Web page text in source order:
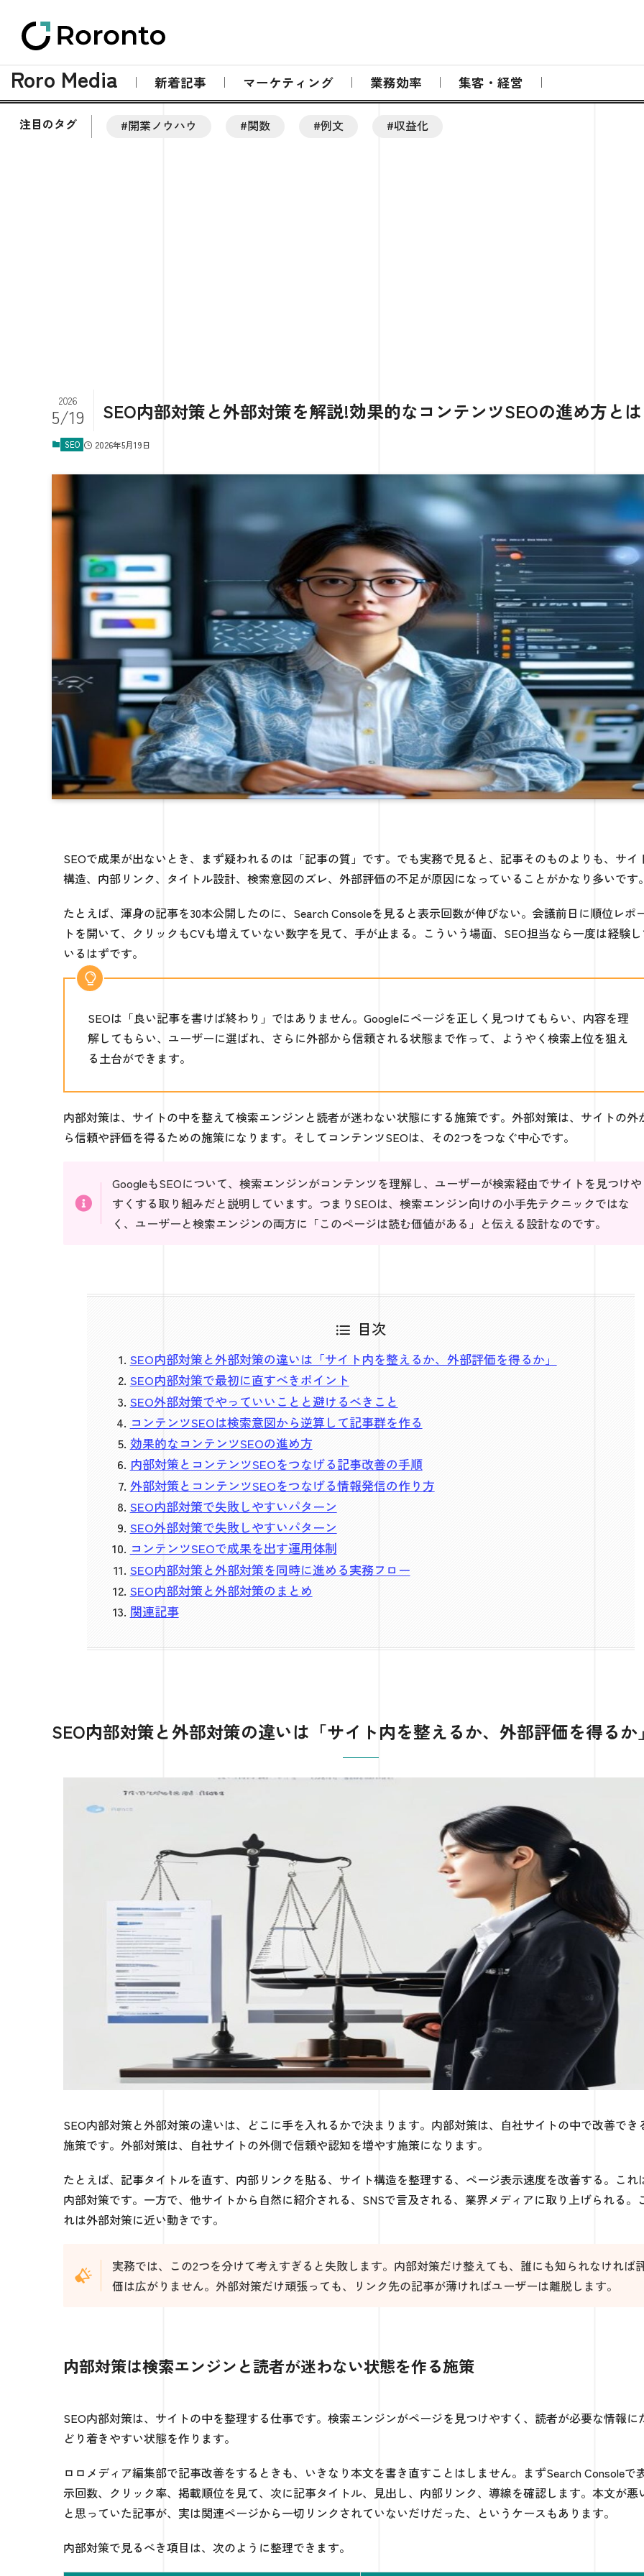
Roro Media 新着記事 マーケティング 業務効率 集客・経営
注目のタグ #開業ノウハウ #関数 #例文 #収益化
SEO内部対策と外部対策を解説!効果的なコンテンツSEOの進め方と
2026
5/19
SEO 2026年5月19日
SEOで成果が出ないとき、まず疑われるのは「記事の質」です。でも実務で見ると、記事そのものよりも、サイ
構造、内部リンク、タイトル設計、検索意図のズレ、外部評価の不足が原因になっていることがかなり多いです
たとえば、渾身の記事を30本公開したのに、Search Consoleを見ると表示回数が伸びない。会議前日に順位レポ
トを開いて、クリックもCVも増えていない数字を見て、手が止まる。こういう場面、SEO担当なら一度は経験
いるはずです。
SEOは「良い記事を書けば終わり」ではありません。Googleにページを正しく見つけてもらい、内容を理
解してもらい、ユーザーに選ばれ、さらに外部から信頼される状態まで作って、ようやく検索上位を狙え
る土台ができます。
内部対策は、サイトの中を整えて検索エンジンと読者が迷わない状態にする施策です。外部対策は、サイトの外
ら信頼や評価を得るための施策になります。そしてコンテンツSEOは、その2つをつなぐ中心です。
GoogleもSEOについて、検索エンジンがコンテンツを理解し、ユーザーが検索経由でサイトを見つけや
すくする取り組みだと説明しています。つまりSEOは、検索エンジン向けの小手先テクニックではな
く、ユーザーと検索エンジンの両方に「このページは読む価値がある」と伝える設計なのです。
目次
SEO内部対策と外部対策の違いは「サイト内を整えるか、外部評価を得るか」
SEO内部対策で最初に直すべきポイント
SEO外部対策でやっていいことと避けるべきこと
コンテンツSEOは検索意図から逆算して記事群を作る
効果的なコンテンツSEOの進め方
内部対策とコンテンツSEOをつなげる記事改善の手順
外部対策とコンテンツSEOをつなげる情報発信の作り方
SEO内部対策で失敗しやすいパターン
SEO外部対策で失敗しやすいパターン
コンテンツSEOで成果を出す運用体制
SEO内部対策と外部対策を同時に進める実務フロー
SEO内部対策と外部対策のまとめ
関連記事
SEO内部対策と外部対策の違いは「サイト内を整えるか、外部評価を得るか
SEO内部対策と外部対策の違いは、どこに手を入れるかで決まります。内部対策は、自社サイトの中で改善でき
施策です。外部対策は、自社サイトの外側で信頼や認知を増やす施策になります。
たとえば、記事タイトルを直す、内部リンクを貼る、サイト構造を整理する、ページ表示速度を改善する。これ
内部対策です。一方で、他サイトから自然に紹介される、SNSで言及される、業界メディアに取り上げられる。
れは外部対策に近い動きです。
実務では、この2つを分けて考えすぎると失敗します。内部対策だけ整えても、誰にも知られなければ
価は広がりません。外部対策だけ頑張っても、リンク先の記事が薄ければユーザーは離脱します。
内部対策は検索エンジンと読者が迷わない状態を作る施策
SEO内部対策は、サイトの中を整理する仕事です。検索エンジンがページを見つけやすく、読者が必要な情報に
どり着きやすい状態を作ります。
ロロメディア編集部で記事改善をするときも、いきなり本文を書き直すことはしません。まずSearch Consoleで
示回数、クリック率、掲載順位を見て、次に記事タイトル、見出し、内部リンク、導線を確認します。本文が悪
と思っていた記事が、実は関連ページから一切リンクされていないだけだった、というケースもあります。
内部対策で見るべき項目は、次のように整理できます。